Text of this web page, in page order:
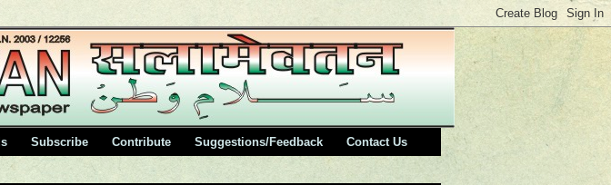
Subscribe Contribute Suggestions/Feedback Contact Us